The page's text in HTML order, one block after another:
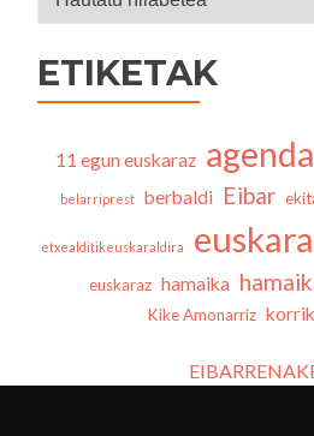
ETIKETAK
11 egun euskaraz agenda
belarriprest berbaldi Eibar
etxealditikeuskaraldira euskara
euskaraz hamaika
Kike Amonarriz